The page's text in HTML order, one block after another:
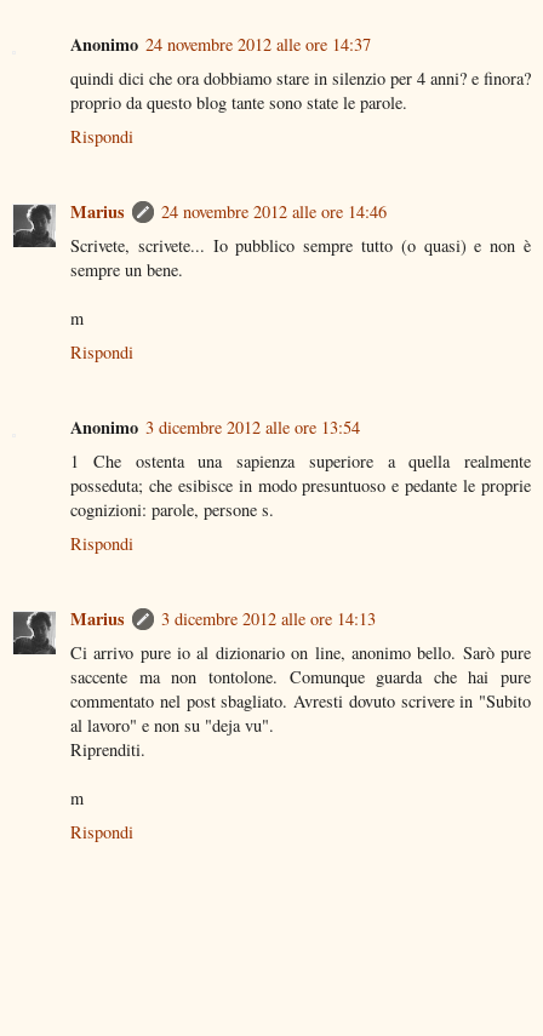
Anonimo 24 novembre 2012 alle ore 14:37
quindi dici che ora dobbiamo stare in silenzio per 4 anni? e finora?
proprio da questo blog tante sono state le parole.
Rispondi
Marius
24 novembre 2012 alle ore 14:46
Scrivete, scrivete... Io pubblico sempre tutto (o quasi) e non è
sempre un bene.
m
Rispondi
Anonimo 3 dicembre 2012 alle ore 13:54
1 Che ostenta una sapienza superiore a quella realmente
posseduta; che esibisce in modo presuntuoso e pedante le proprie
cognizioni: parole, persone s.
Rispondi
Marius
3 dicembre 2012 alle ore 14:13
Ci arrivo pure io al dizionario on line, anonimo bello. Sarò pure
saccente ma non tontolone. Comunque guarda che hai pure
commentato nel post sbagliato. Avresti dovuto scrivere in "Subito
al lavoro" e non su "deja vu".
Riprenditi.
m
Rispondi